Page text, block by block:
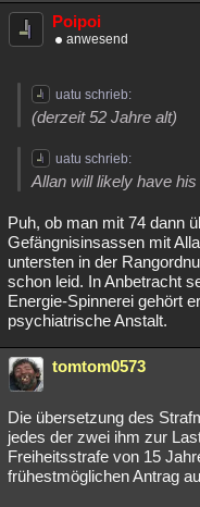
Poipoi
anwesend
uatu schrieb:
(derzeit 52 Jahre alt)
uatu schrieb:
Allan will likely have
Puh, ob man mit 74 dann
Gefängnisinsassen mit
untersten in der
schon leid. In Anbetracht
Energie-Spinnerei gehört
psychiatrische Anstalt.
tomtom0573
Die übersetzung des
jedes der zwei ihm zur
Freiheitsstrafe von 15
frühestmöglichen Antrag